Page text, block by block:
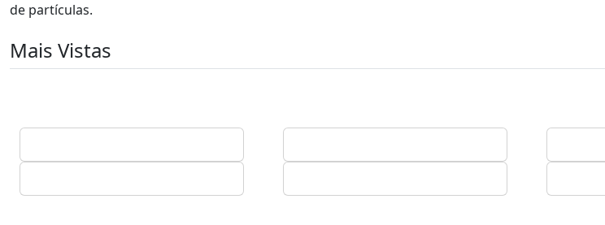
de partículas.
Mais Vistas